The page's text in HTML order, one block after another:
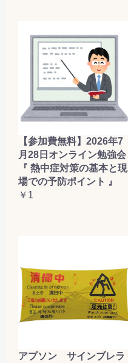
【参加費無料】2026年7
月28日オンライン勉強会
『 熱中症対策の基本と現
場での予防ポイント 』
￥1
アプソン サインブレラ